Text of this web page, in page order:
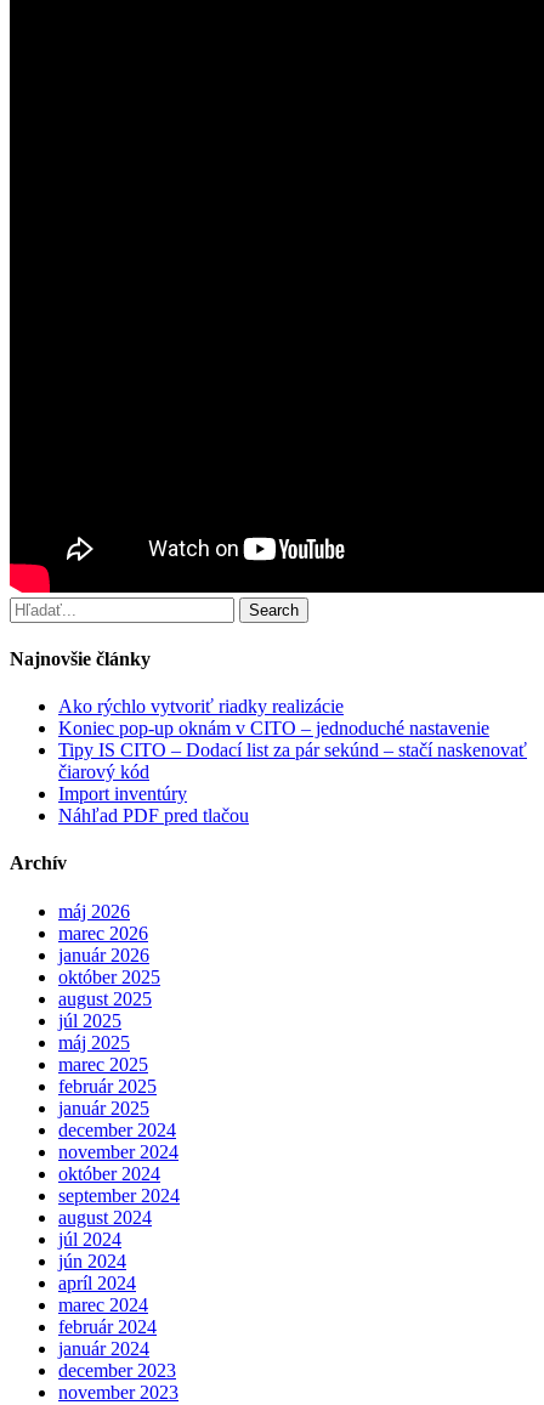
Search
Najnovšie články
Ako rýchlo vytvoriť riadky realizácie
Koniec pop-up oknám v CITO – jednoduché nastavenie
Tipy IS CITO – Dodací list za pár sekúnd – stačí naskenovať
čiarový kód
Import inventúry
Náhľad PDF pred tlačou
Archív
máj 2026
marec 2026
január 2026
október 2025
august 2025
júl 2025
máj 2025
marec 2025
február 2025
január 2025
december 2024
november 2024
október 2024
september 2024
august 2024
júl 2024
jún 2024
apríl 2024
marec 2024
február 2024
január 2024
december 2023
november 2023